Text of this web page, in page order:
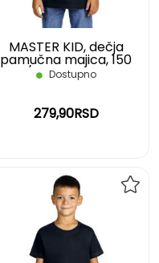
MASTER KID, dečja
pamučna majica, 150
g/m2, plava, 08
Dostupno
279,90RSD